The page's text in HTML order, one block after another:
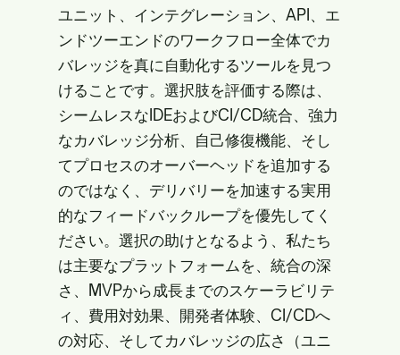
ユニット、インテグレーション、API、エ
ンドツーエンドのワークフロー全体でカ
バレッジを真に自動化するツールを見つ
けることです。選択肢を評価する際は、
シームレスなIDEおよびCI/CD統合、強力
なカバレッジ分析、自己修復機能、そし
てプロセスのオーバーヘッドを追加する
のではなく、デリバリーを加速する実用
的なフィードバックループを優先してく
ださい。選択の助けとなるよう、私たち
は主要なプラットフォームを、統合の深
さ、MVPから成長までのスケーラビリテ
ィ、費用対効果、開発者体験、CI/CDへ
の対応、そしてカバレッジの広さ（ユニ